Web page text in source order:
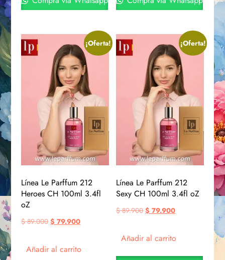
¡Oferta!
Línea Le Parffum 212
Heroes CH 100ml 3.4fl
oZ
$89.000 $ 79.900
Añadir al carrito
¡Oferta!
Línea Le Parffum 212
Sexy CH 100ml 3.4fl oZ
$89.900 $ 79.900
Añadir al carrito